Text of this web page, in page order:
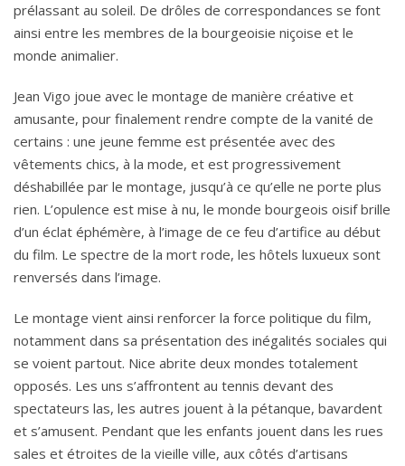
prélassant au soleil. De drôles de correspondances se font
ainsi entre les membres de la bourgeoisie niçoise et le
monde animalier.
Jean Vigo joue avec le montage de manière créative et
amusante, pour finalement rendre compte de la vanité de
certains : une jeune femme est présentée avec des
vêtements chics, à la mode, et est progressivement
déshabillée par le montage, jusqu’à ce qu’elle ne porte plus
rien. L’opulence est mise à nu, le monde bourgeois oisif brille
d’un éclat éphémère, à l’image de ce feu d’artifice au début
du film. Le spectre de la mort rode, les hôtels luxueux sont
renversés dans l’image.
Le montage vient ainsi renforcer la force politique du film,
notamment dans sa présentation des inégalités sociales qui
se voient partout. Nice abrite deux mondes totalement
opposés. Les uns s’affrontent au tennis devant des
spectateurs las, les autres jouent à la pétanque, bavardent
et s’amusent. Pendant que les enfants jouent dans les rues
sales et étroites de la vieille ville, aux côtés d’artisans